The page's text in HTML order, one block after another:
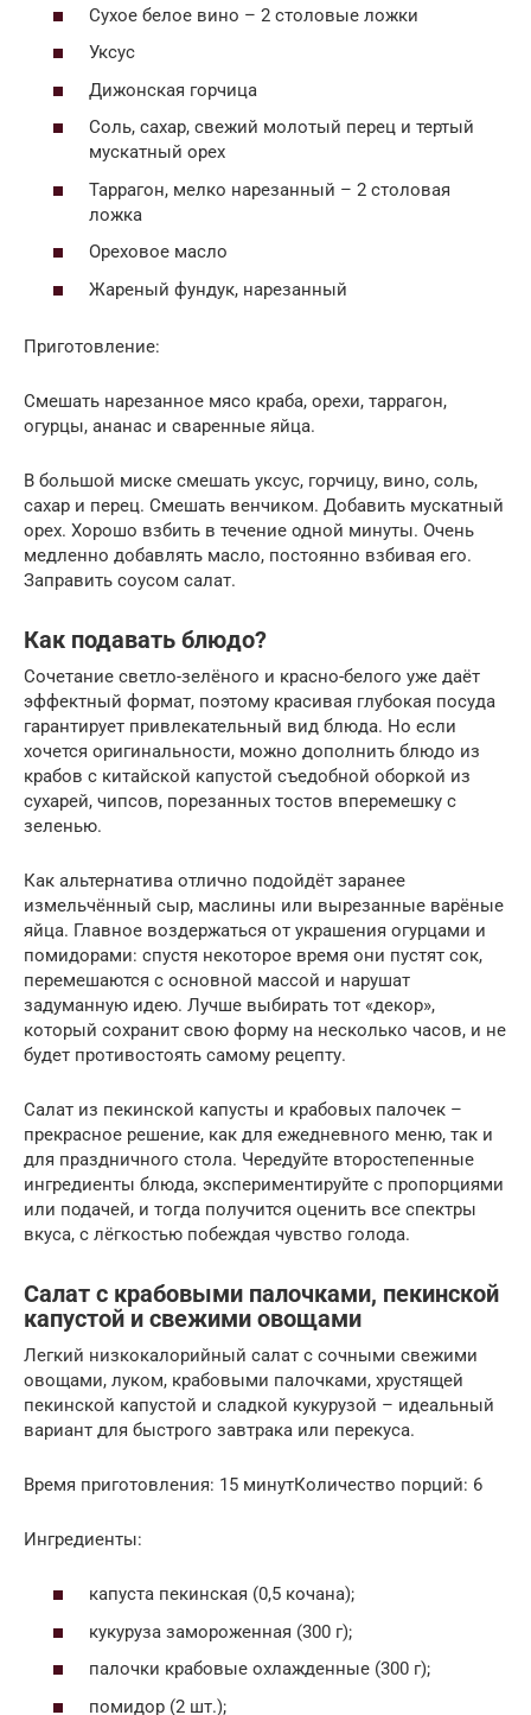
Сухое белое вино – 2 столовые ложки
Уксус
Дижонская горчица
Соль, сахар, свежий молотый перец и тертый
мускатный орех
Таррагон, мелко нарезанный – 2 столовая
ложка
Ореховое масло
Жареный фундук, нарезанный
Приготовление:
Смешать нарезанное мясо краба, орехи, таррагон,
огурцы, ананас и сваренные яйца.
В большой миске смешать уксус, горчицу, вино, соль,
сахар и перец. Смешать венчиком. Добавить мускатный
орех. Хорошо взбить в течение одной минуты. Очень
медленно добавлять масло, постоянно взбивая его.
Заправить соусом салат.
Как подавать блюдо?
Сочетание светло-зелёного и красно-белого уже даёт
эффектный формат, поэтому красивая глубокая посуда
гарантирует привлекательный вид блюда. Но если
хочется оригинальности, можно дополнить блюдо из
крабов с китайской капустой съедобной оборкой из
сухарей, чипсов, порезанных тостов вперемешку с
зеленью.
Как альтернатива отлично подойдёт заранее
измельчённый сыр, маслины или вырезанные варёные
яйца. Главное воздержаться от украшения огурцами и
помидорами: спустя некоторое время они пустят сок,
перемешаются с основной массой и нарушат
задуманную идею. Лучше выбирать тот «декор»,
который сохранит свою форму на несколько часов, и не
будет противостоять самому рецепту.
Салат из пекинской капусты и крабовых палочек –
прекрасное решение, как для ежедневного меню, так и
для праздничного стола. Чередуйте второстепенные
ингредиенты блюда, экспериментируйте с пропорциями
или подачей, и тогда получится оценить все спектры
вкуса, с лёгкостью побеждая чувство голода.
Салат с крабовыми палочками, пекинской
капустой и свежими овощами
Легкий низкокалорийный салат с сочными свежими
овощами, луком, крабовыми палочками, хрустящей
пекинской капустой и сладкой кукурузой – идеальный
вариант для быстрого завтрака или перекуса.
Время приготовления: 15 минутКоличество порций: 6
Ингредиенты:
капуста пекинская (0,5 кочана);
кукуруза замороженная (300 г);
палочки крабовые охлажденные (300 г);
помидор (2 шт.);